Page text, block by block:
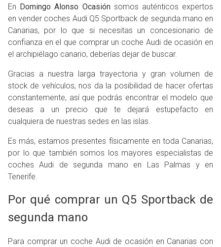
Precio y cuota (0)
Carrocería, año y Kms. (0)
En Domingo Alonso Ocasiónsomos auténticos expertos
en vender coches Audi Q5 Sportback de segunda mano en
Canarias, por lo que si necesitas un concesionario de
confianza en el que comprar un coche Audi de ocasión en
el archipiélago canario, deberías dejar de buscar.
Gracias a nuestra larga trayectoria y gran volumen de
stock de vehículos, nos da la posibilidad de hacer ofertas
constantemente, así que podrás encontrar el modelo que
deseas a un precio que te dejará estupefacto en
cualquiera de nuestras sedes en las islas.
Es más, estamos presentes físicamente en toda Canarias,
por lo que también somos los mayores especialistas de
coches Audi de segunda mano en Las Palmas y en
Tenerife.
Por qué comprar un Q5 Sportback de
segunda mano
Para comprar un coche Audi de ocasión en Canarias con